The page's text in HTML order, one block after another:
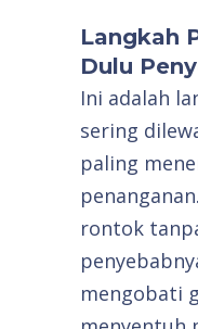
Langkah
Dulu
Ini adalah
sering
paling
rontok
mengobati